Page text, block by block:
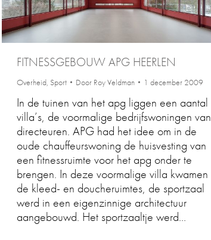
FITNESSGEBOUW APG HEERLEN
Overheid, Sport Door Roy Veldman 1 december 2009
In de tuinen van het apg liggen een aantal
villa’s, de voormalige bedrijfswoningen van
directeuren. APG had het idee om in de
oude chauffeurswoning de huisvesting van
een fitnessruimte voor het apg onder te
brengen. In deze voormalige villa kwamen
de kleed- en doucheruimtes, de sportzaal
werd in een eigenzinnige architectuur
aangebouwd. Het sportzaaltje werd…